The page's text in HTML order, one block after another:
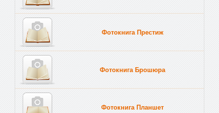
Фотокнига Престиж
Фотокнига Брошюра
Фотокнига Планшет